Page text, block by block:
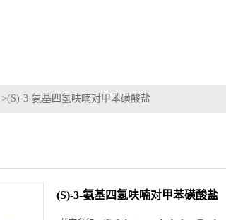
>(S)-3-氨基四氢呋喃对甲苯磺酸盐
(S)-3-氨基四氢呋喃对甲苯磺酸盐